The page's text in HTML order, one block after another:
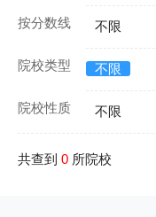
按分数线 不限
院校类型 不限
院校性质 不限
共查到 0 所院校